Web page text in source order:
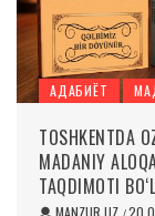
АДАБИЁТ
TOSHKENTDA
MADANIY
TAQDIMOTI